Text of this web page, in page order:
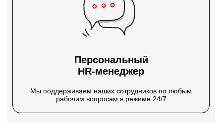
Персональный
HR-менеджер
Мы поддерживаем наших сотрудников по любым
рабочим вопросам в режиме 24/7